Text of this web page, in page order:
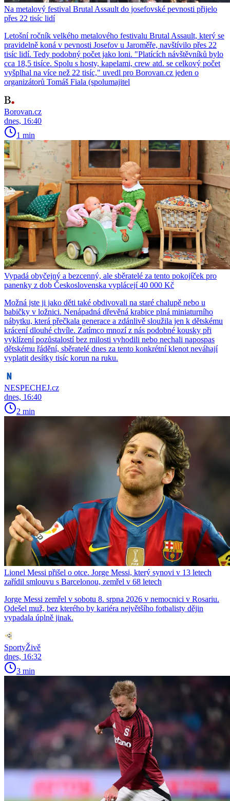
Na metalový festival Brutal Assault do josefovské pevnosti přijelo
přes 22 tisíc lidí
Letošní ročník velkého metalového festivalu Brutal Assault, který se
pravidelně koná v pevnosti Josefov u Jaroměře, navštívilo přes 22
tisíc lidí. Tedy podobný počet jako loni. "Platících návštěvníků bylo
cca 18,5 tisíce. Spolu s hosty, kapelami, crew atd. se celkový počet
vyšplhal na více než 22 tisíc," uvedl pro Borovan.cz jeden o
organizátorů Tomáš Fiala (spolumajitel
Borovan.cz
dnes, 16:40
1 min
Vypadá obyčejný a bezcenný, ale sběratelé za tento pokojíček pro
panenky z dob Československa vyplácejí 40 000 Kč
Možná jste ji jako děti také obdivovali na staré chalupě nebo u
babičky v ložnici. Nenápadná dřevěná krabice plná miniaturního
nábytku, která přečkala generace a zdánlivě sloužila jen k dětskému
krácení dlouhé chvíle. Zatímco mnozí z nás podobné kousky při
vyklízení pozůstalostí bez milosti vyhodili nebo nechali napospas
dětskému řádění, sběratelé dnes za tento konkrétní klenot neváhají
vyplatit desítky tisíc korun na ruku.
NESPECHEJ.cz
dnes, 16:40
2 min
Lionel Messi přišel o otce. Jorge Messi, který synovi v 13 letech
zařídil smlouvu s Barcelonou, zemřel v 68 letech
Jorge Messi zemřel v sobotu 8. srpna 2026 v nemocnici v Rosariu.
Odešel muž, bez kterého by kariéra největšího fotbalisty dějin
vypadala úplně jinak.
SportyŽivě
dnes, 16:32
3 min